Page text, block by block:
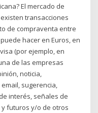
El mercado de
transacciones
de compraventa entre
hacer en Euros, en
(por ejemplo, en
de las empresas
noticia,
sugerencia,
interés, señales de
futuros y/o de otros